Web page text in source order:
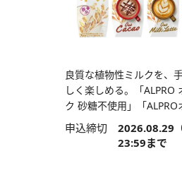
良質な植物性ミルクを、
しく楽しめる。「ALPRO
ク 砂糖不使用」「ALPRO
申込締切 2026.08.29（
23:59まで